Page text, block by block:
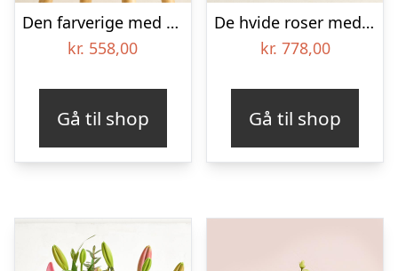
Den farverige med CHO CHO 18 stk.
kr. 558,00
Gå til shop
De hvide roser med Nicolas Feuillatte, Sélection Brut, Champagne
kr. 778,00
Gå til shop